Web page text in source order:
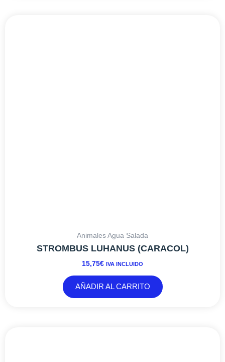
Animales Agua Salada
STROMBUS LUHANUS (CARACOL)
15,75€ IVA INCLUIDO
AÑADIR AL CARRITO